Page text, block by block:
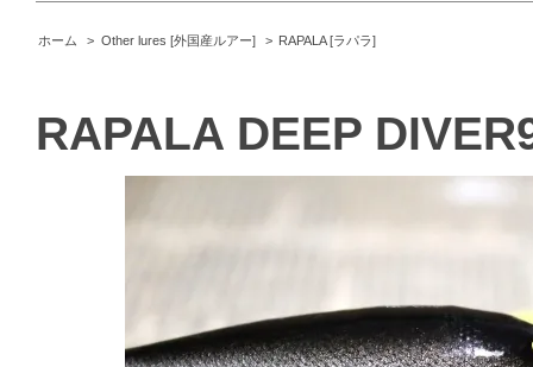
ホーム > Other lures [外国産ルアー] > RAPALA [ラパラ]
RAPALA DEEP